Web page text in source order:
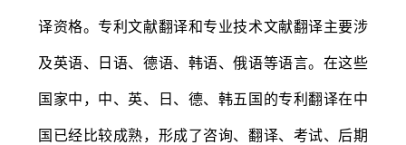
译资格。专利文献翻译和专业技术文献翻译主要涉
及英语、日语、德语、韩语、俄语等语言。在这些
国家中，中、英、日、德、韩五国的专利翻译在中
国已经比较成熟，形成了咨询、翻译、考试、后期